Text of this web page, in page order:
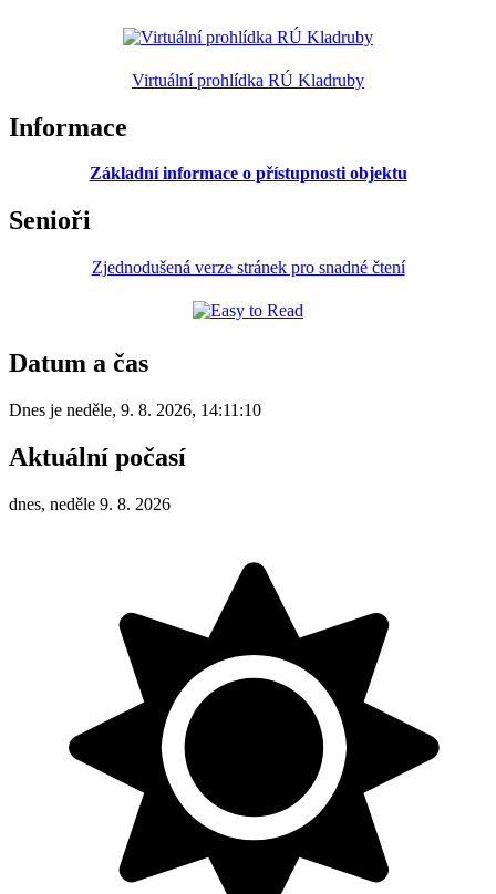
Virtuální prohlídka RÚ Kladruby
Informace
Základní informace o přístupnosti objektu
Senioři
Zjednodušená verze stránek pro snadné čtení
Datum a čas
Dnes je neděle, 9. 8. 2026, 14:11:10
Aktuální počasí
dnes, neděle 9. 8. 2026